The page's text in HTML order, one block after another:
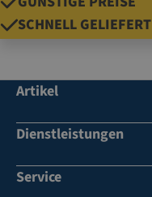
SCHNELL GELIEFERT
Artikel
Dienstleistungen
Service